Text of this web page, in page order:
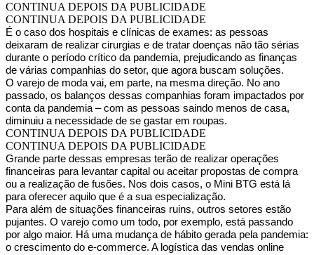
CONTINUA DEPOIS DA PUBLICIDADE
CONTINUA DEPOIS DA PUBLICIDADE
É o caso dos hospitais e clínicas de exames: as pessoas
deixaram de realizar cirurgias e de tratar doenças não tão sérias
durante o período crítico da pandemia, prejudicando as finanças
de várias companhias do setor, que agora buscam soluções.
O varejo de moda vai, em parte, na mesma direção. No ano
passado, os balanços dessas companhias foram impactados por
conta da pandemia – com as pessoas saindo menos de casa,
diminuiu a necessidade de se gastar em roupas.
CONTINUA DEPOIS DA PUBLICIDADE
CONTINUA DEPOIS DA PUBLICIDADE
Grande parte dessas empresas terão de realizar operações
financeiras para levantar capital ou aceitar propostas de compra
ou a realização de fusões. Nos dois casos, o Mini BTG está lá
para oferecer aquilo que é a sua especialização.
Para além de situações financeiras ruins, outros setores estão
pujantes. O varejo como um todo, por exemplo, está passando
por algo maior. Há uma mudança de hábito gerada pela pandemia:
o crescimento do e-commerce. A logística das vendas online